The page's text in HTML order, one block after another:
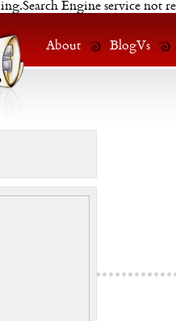
Engine service not
About BlogVs